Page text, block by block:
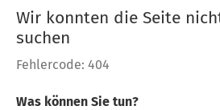
Wir konnten die Seite
suchen
Fehlercode: 404
Was können Sie tun?